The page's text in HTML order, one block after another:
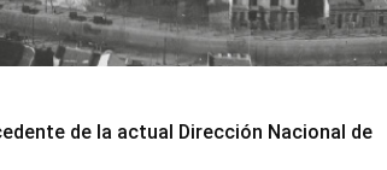
de la actual Dirección Nacional de